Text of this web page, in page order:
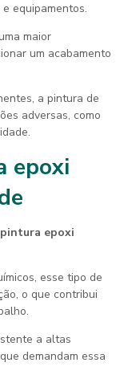
equipamentos.
maior
um acabamento
a pintura de
adversas, como
epoxi
pintura epoxi
esse tipo de
o que contribui
a altas
demandam essa